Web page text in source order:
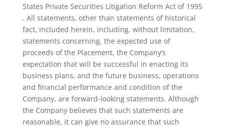
States Private Securities Litigation Reform Act of 1995
. All statements, other than statements of historical
fact, included herein, including, without limitation,
statements concerning, the expected use of
proceeds of the Placement, the Company’s
expectation that will be successful in enacting its
business plans, and the future business, operations
and financial performance and condition of the
Company, are forward-looking statements. Although
the Company believes that such statements are
reasonable, it can give no assurance that such